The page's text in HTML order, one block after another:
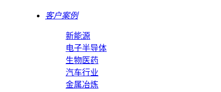
客户案例
新能源
电子半导体
生物医药
汽车行业
金属冶炼